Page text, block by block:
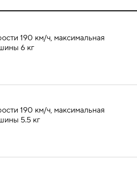
190 км/ч, максимальная
6 кг
190 км/ч, максимальная
5.5 кг